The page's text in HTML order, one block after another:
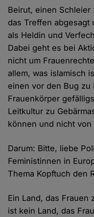
Beirut, einen
das Treffen abgesagt
als Heldin und
Dabei geht es bei
nicht um
allem, was islamisch
einen vor den Bug zu
Frauenkörper
Leitkultur zu
können und nicht
Darum: Bitte, liebe
Feministinnen in
Thema Kopftuch den
Ein Land, das Frauen
ist kein Land, das